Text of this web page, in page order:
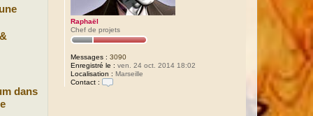
Raphaël
Chef de projets
Messages : 3090
Enregistré le : ven. 24 oct. 2014 18:02
Localisation : Marseille
Contact :
&
dans